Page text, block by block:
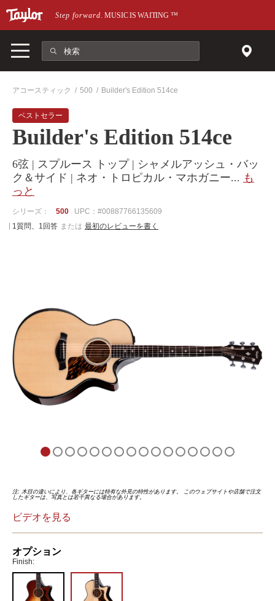
メインページにスキップ
Step forward. MUSIC IS WAITING™
アコースティック 500 Builder's Edition 514ce
ベストセラー
Builder's Edition 514ce
6弦 | スプルース トップ | シャメルアッシュ・バッ
ク＆サイド | ネオ・トロピカル・マホガニー... も
っと
シリーズ： 500
UPC：#00887766135609
1質問、1回答 または 最初のレビューを書く
注: 木目の違いにより、各ギターには特有な外見の特性があります。 このウェブサイトや店舗で注文
したギターは、写真とは若干異なる場合があります。
ビデオを見る
オプション
Finish: